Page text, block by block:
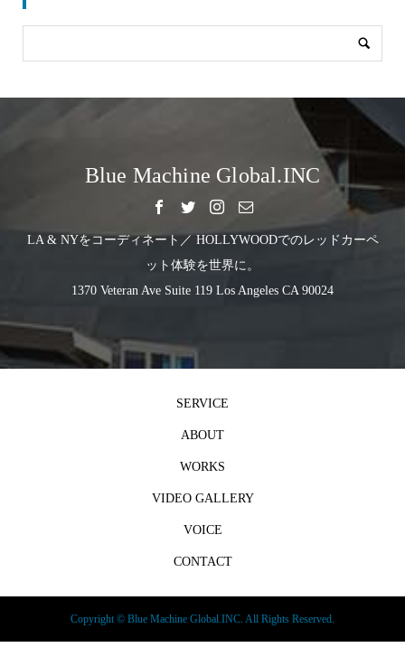
Blue Machine Global.INC
LA & NYをコーディネート／ HOLLYWOODでのレッドカーペ
ット体験を世界に。
1370 Veteran Ave Suite 119 Los Angeles CA 90024
SERVICE
ABOUT
WORKS
VIDEO GALLERY
VOICE
CONTACT
Copyright © Blue Machine Global.INC. All Rights Reserved.